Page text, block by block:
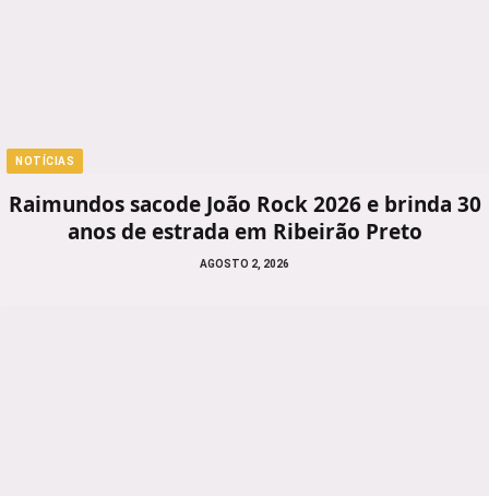
NOTÍCIAS
Raimundos sacode João Rock 2026 e brinda 30
anos de estrada em Ribeirão Preto
AGOSTO 2, 2026